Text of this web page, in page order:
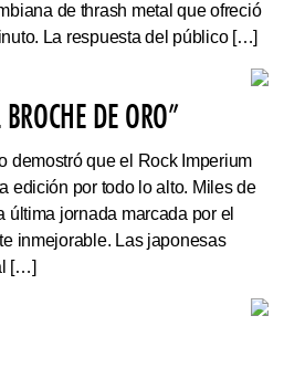
de thrash metal que ofreció
La respuesta del público […]
DE ORO”
demostró que el Rock Imperium
edición por todo lo alto. Miles de
jornada marcada por el
inmejorable. Las japonesas
[…]